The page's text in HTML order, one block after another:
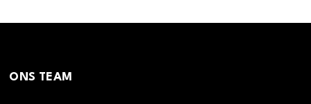
ONS TEAM